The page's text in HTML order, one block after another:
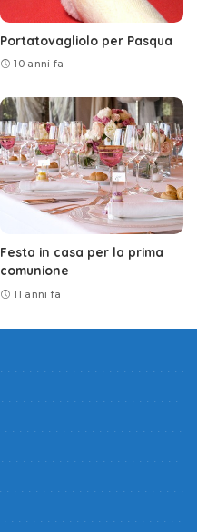
Portatovagliolo per Pasqua
10 anni fa
Festa in casa per la prima
comunione
11 anni fa